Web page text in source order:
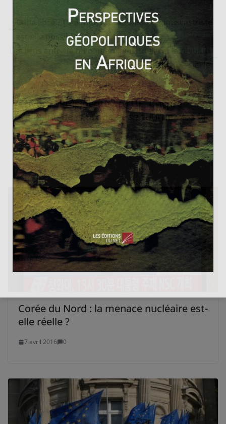
Cuba libre ? La démocratisation du régime castriste
est-elle possible ?
Les liens entre la révolution industrielle et la révoluti
on agricole au XIX° siècle
Chypre : Présidente de l’UE, Chypre
s’éloigne de l’Europe et se tourne vers la
Russie
31 juillet 2012 0
Corée du Nord : la menace nucléaire est-
elle réelle ?
7 avril 2016 0